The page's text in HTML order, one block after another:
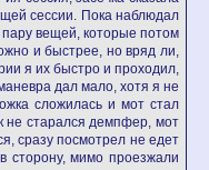
сессии. Пока наблюдал
вещей, которые потом
и быстрее, но вряд ли,
я их быстро и проходил,
дал мало, хотя я не
сложилась и мот стал
не старался демпфер, мот
сразу посмотрел не едет
сторону, мимо проезжали